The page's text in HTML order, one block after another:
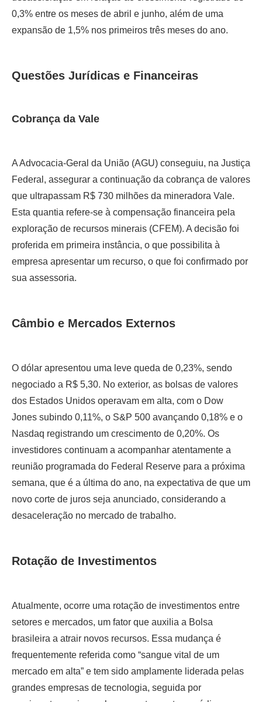
0,3% entre os meses de abril e junho, além de uma
expansão de 1,5% nos primeiros três meses do ano.
Questões Jurídicas e Financeiras
Cobrança da Vale
A Advocacia-Geral da União (AGU) conseguiu, na Justiça
Federal, assegurar a continuação da cobrança de valores
que ultrapassam R$ 730 milhões da mineradora Vale.
Esta quantia refere-se à compensação financeira pela
exploração de recursos minerais (CFEM). A decisão foi
proferida em primeira instância, o que possibilita à
empresa apresentar um recurso, o que foi confirmado por
sua assessoria.
Câmbio e Mercados Externos
O dólar apresentou uma leve queda de 0,23%, sendo
negociado a R$ 5,30. No exterior, as bolsas de valores
dos Estados Unidos operavam em alta, com o Dow
Jones subindo 0,11%, o S&P 500 avançando 0,18% e o
Nasdaq registrando um crescimento de 0,20%. Os
investidores continuam a acompanhar atentamente a
reunião programada do Federal Reserve para a próxima
semana, que é a última do ano, na expectativa de que um
novo corte de juros seja anunciado, considerando a
desaceleração no mercado de trabalho.
Rotação de Investimentos
Atualmente, ocorre uma rotação de investimentos entre
setores e mercados, um fator que auxilia a Bolsa
brasileira a atrair novos recursos. Essa mudança é
frequentemente referida como “sangue vital de um
mercado em alta” e tem sido amplamente liderada pelas
grandes empresas de tecnologia, seguida por